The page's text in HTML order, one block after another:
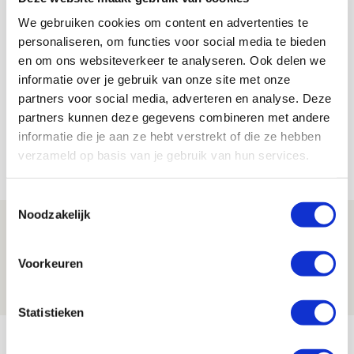
We gebruiken cookies om content en advertenties te
personaliseren, om functies voor social media te bieden
en om ons websiteverkeer te analyseren. Ook delen we
informatie over je gebruik van onze site met onze
partners voor social media, adverteren en analyse. Deze
partners kunnen deze gegevens combineren met andere
informatie die je aan ze hebt verstrekt of die ze hebben
verzameld op basis van je gebruik van hun services.
Noodzakelijk
Voorkeuren
Statistieken
Bekijk alle berichten van De Redactie
Net binnen //
Word ballenjongen of -meid bij Jong